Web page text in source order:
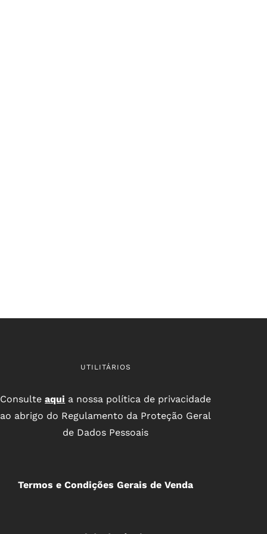
UTILITÁRIOS
Consulteaqui a nossa política de privacidade
ao abrigo do Regulamento da Proteção Geral
de Dados Pessoais
Termos e Condições Gerais de Venda